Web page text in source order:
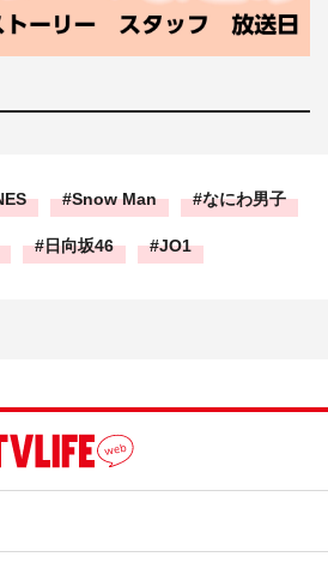
Snow Man なにわ男子
日向坂46 JO1